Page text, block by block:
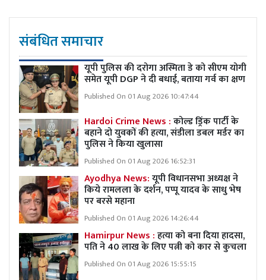
संबंधित समाचार
यूपी पुलिस की दरोगा अस्मिता डे को सीएम योगी
समेत यूपी DGP ने दी बधाई, बताया गर्व का क्षण
Published On 01 Aug 2026 10:47:44
Hardoi Crime News :कोल्ड ड्रिंक पार्टी के
बहाने दो युवकों की हत्या, संडीला डबल मर्डर का
पुलिस ने किया खुलासा
Published On 01 Aug 2026 16:52:31
Ayodhya News:यूपी विधानसभा अध्यक्ष ने
किये रामलला के दर्शन, पप्पू यादव के साधु भेष
पर बरसे महाना
Published On 01 Aug 2026 14:26:44
Hamirpur News :हत्या को बना दिया हादसा,
पति ने 40 लाख के लिए पत्नी को कार से कुचला
Published On 01 Aug 2026 15:55:15